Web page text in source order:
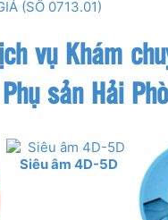
(SỐ 0713.01)
vụ Khám
sản Hải
Siêu âm 4D-5D